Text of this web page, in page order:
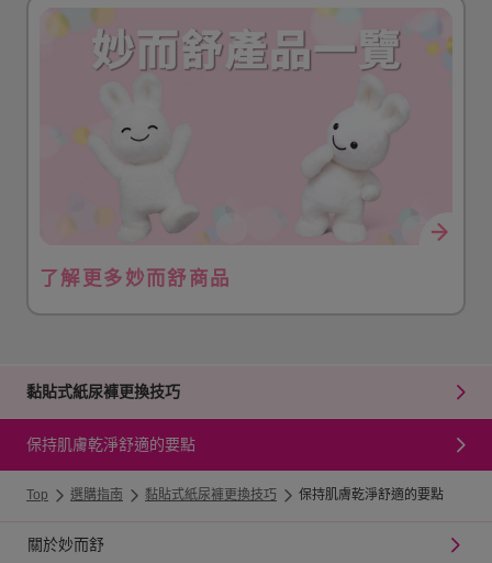
了解更多妙而舒商品
黏貼式紙尿褲更換技巧
保持肌膚乾淨舒適的要點
Top 選購指南 黏貼式紙尿褲更換技巧 保持肌膚乾淨舒適的要點
關於妙而舒